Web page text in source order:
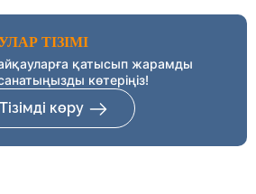
ТІЗІМІ
қатысып жарамды
көтеріңіз!
Тізімді көру